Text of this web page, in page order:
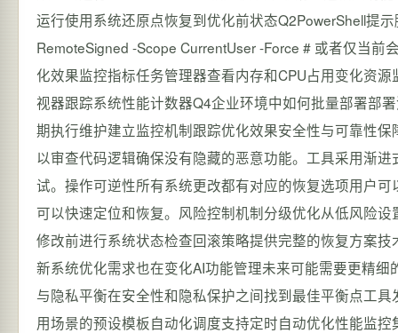
运行使用系统还原点恢复到优化前状态Q2PowerShell提
RemoteSigned -Scope CurrentUser -Force # 或者仅当前
化效果监控指标任务管理器查看内存和CPU占用变化资
视器跟踪系统性能计数器Q4企业环境中如何批量部署部
期执行维护建立监控机制跟踪优化效果安全性与可靠性
以审查代码逻辑确保没有隐藏的恶意功能。工具采用渐
试。操作可逆性所有系统更改都有对应的恢复选项用户
可以快速定位和恢复。风险控制机制分级优化从低风险
修改前进行系统状态检查回滚策略提供完整的恢复方案
新系统优化需求也在变化AI功能管理未来可能需要更精
与隐私平衡在安全性和隐私保护之间找到最佳平衡点工
用场景的预设模板自动化调度支持定时自动优化性能监